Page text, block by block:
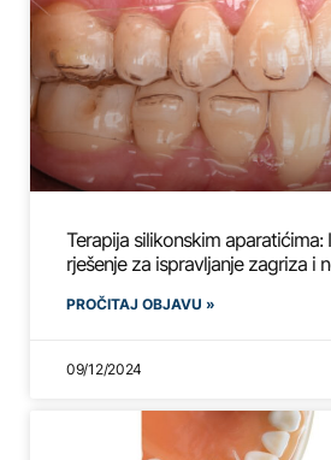
Terapija silikonskim aparatićima:
rješenje za ispravljanje zagriza i
PROČITAJ OBJAVU »
09/12/2024